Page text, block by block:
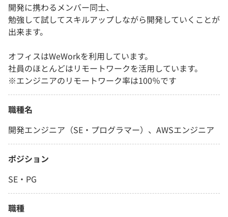
開発に携わるメンバー同士、
勉強して試してスキルアップしながら開発していくことが
出来ます。
オフィスはWeWorkを利用しています。
社員のほとんどはリモートワークを活用しています。
※エンジニアのリモートワーク率は100％です
職種名
開発エンジニア（SE・プログラマー）、AWSエンジニア
ポジション
SE・PG
職種